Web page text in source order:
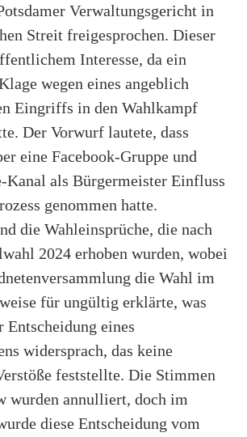
Verwaltungsgericht in
Streit freigesprochen. Dieser
Interesse, da ein
wegen eines angeblich
Eingriffs in den Wahlkampf
Der Vorwurf lautete, dass
eine Facebook-Gruppe und
Kanal als Bürgermeister Einfluss
genommen hatte.
die Wahleinsprüche, die nach
2024 erhoben wurden, wobei
die Wahl im
für ungültig erklärte, was
Entscheidung eines
widersprach, das keine
feststellte. Die Stimmen
wurden annulliert, doch im
diese Entscheidung vom